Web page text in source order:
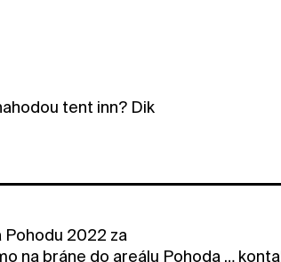
tent inn? Dik
Pohodu 2022 za
na bráne do areálu Pohoda …